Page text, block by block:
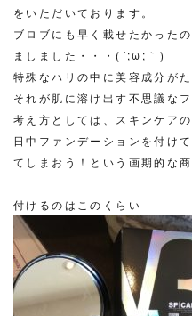
をいただいております。
ブロブにも早く載せたかった
ましました・・・(´;ω;｀)
特殊なハリの中に美容成分が
それが肌に溶け出す不思議な
考え方としては、スキンケア
日中ファンデーションを付け
てしまおう！という画期的な商
付けるのはこのくらい